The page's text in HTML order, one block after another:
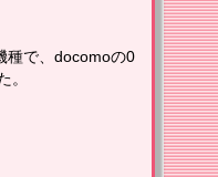
種で、docomoの0
。